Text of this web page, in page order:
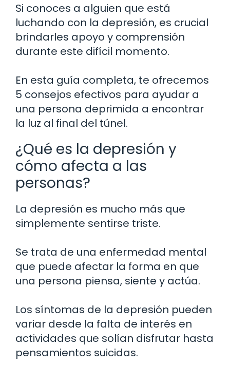
Si conoces a alguien que está
luchando con la depresión, es crucial
brindarles apoyo y comprensión
durante este difícil momento.
En esta guía completa, te ofrecemos
5 consejos efectivos para ayudar a
una persona deprimida a encontrar
la luz al final del túnel.
¿Qué es la depresión y
cómo afecta a las
personas?
La depresión es mucho más que
simplemente sentirse triste.
Se trata de una enfermedad mental
que puede afectar la forma en que
una persona piensa, siente y actúa.
Los síntomas de la depresión pueden
variar desde la falta de interés en
actividades que solían disfrutar hasta
pensamientos suicidas.